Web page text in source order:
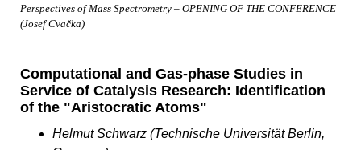
Perspectives of Mass Spectrometry – OPENING OF THE CONFERENCE
(Josef Cvačka)
Computational and Gas-phase Studies in
Service of Catalysis Research: Identification
of the "Aristocratic Atoms"
Helmut Schwarz (Technische Universität Berlin,